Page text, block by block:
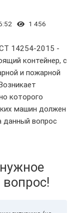
1 456
14254-2015 -
контейнер, с
и пожарной
которого
машин должен
данный вопрос